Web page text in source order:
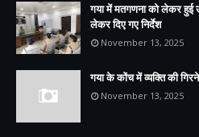
गया में मतगणना को लेकर हुई
लेकर दिए गए निर्देश
November 13, 2025
गया के कोंच में व्यक्ति की
November 13, 2025